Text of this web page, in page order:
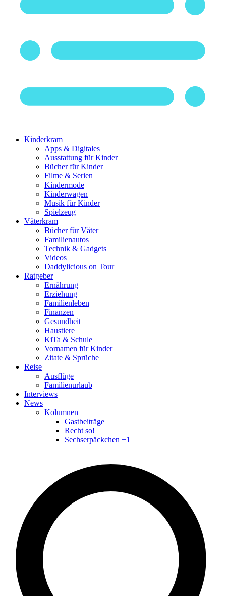
Kinderkram
Apps & Digitales
Ausstattung für Kinder
Bücher für Kinder
Filme & Serien
Kindermode
Kinderwagen
Musik für Kinder
Spielzeug
Väterkram
Bücher für Väter
Familienautos
Technik & Gadgets
Videos
Daddylicious on Tour
Ratgeber
Ernährung
Erziehung
Familienleben
Finanzen
Gesundheit
Haustiere
KiTa & Schule
Vornamen für Kinder
Zitate & Sprüche
Reise
Ausflüge
Familienurlaub
Interviews
News
Kolumnen
Gastbeiträge
Recht so!
Sechserpäckchen +1